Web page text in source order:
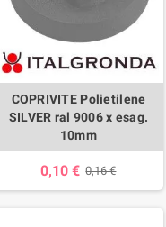
COPRIVITE Polietilene
SILVER ral 9006 x esag.
10mm
0,10 € 0,16 €